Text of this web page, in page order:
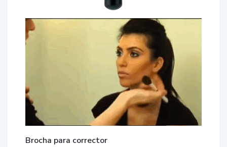
Brocha para corrector